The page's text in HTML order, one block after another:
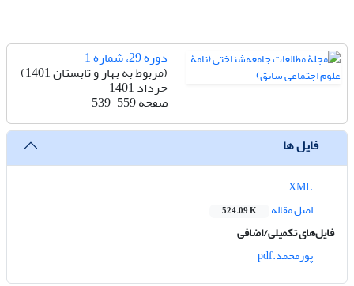
دوره 29، شماره 1
(مربوط به بهار و تابستان 1401)
خرداد 1401
صفحه539-559
فایل ها
اصل مقاله
524.09 K
فایل‌های تکمیلی/اضافی
پورمحمد.pdf